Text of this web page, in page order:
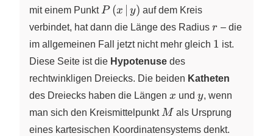
mit einem Punkt P\left(x\,\vert\,y
\right)
P (x y) auf dem Kreis
verbindet, hat dann die Länge des Radius r
r – die
im allgemeinen Fall jetzt nicht mehr gleich 1
1 ist.
Diese Seite ist die Hypotenuse des
rechtwinkligen Dreiecks. Die beiden Katheten
des Dreiecks haben die Längen x
x und y
y, wenn
man sich den Kreismittelpunkt M
M als Ursprung
eines kartesischen Koordinatensystems denkt.